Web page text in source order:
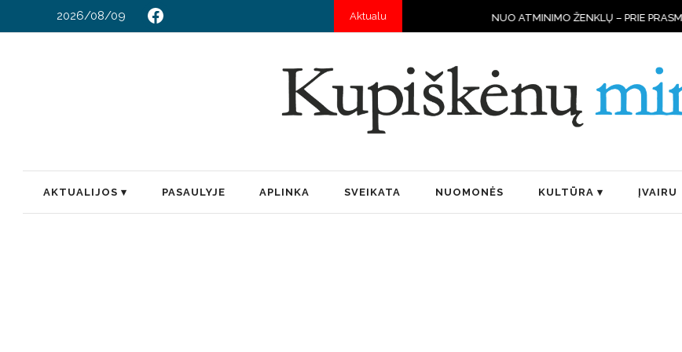
2026/08/09 Aktualu NUO ATMINIMO ŽENKLŲ – PRIE PRASMINGŲ DARBŲ
AKTUALIJOS PASAULYJE APLINKA SVEIKATA NUOMONĖS KULTŪRA ĮVAIRU